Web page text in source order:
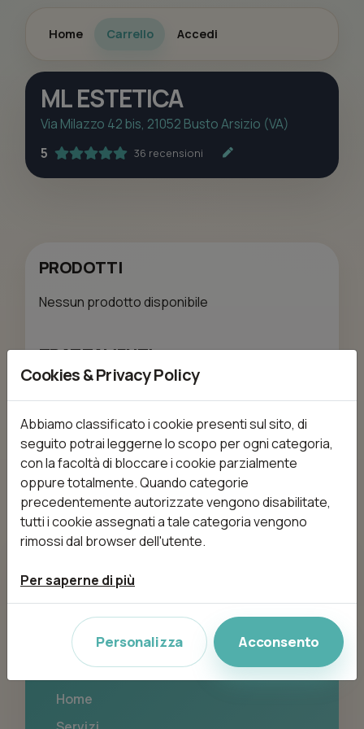
Home Carrello Accedi
ML ESTETICA
Via Milazzo 42 bis, 21052 Busto Arsizio (VA)
5
36 recensioni
PRODOTTI
Nessun prodotto disponibile
TRATTAMENTI
Nessun trattamento disponibile
ML Estetica
Via Milazzo 42 bis, 21052 Busto Arsizio
(VA)
Navigazione
Home
Cookies & Privacy Policy
Abbiamo classificato i cookie presenti sul sito, di
seguito potrai leggerne lo scopo per ogni categoria,
con la facoltà di bloccare i cookie parzialmente
oppure totalmente. Quando categorie
precedentemente autorizzate vengono disabilitate,
tutti i cookie assegnati a tale categoria vengono
rimossi dal browser dell'utente.
Per saperne di più
Personalizza Acconsento